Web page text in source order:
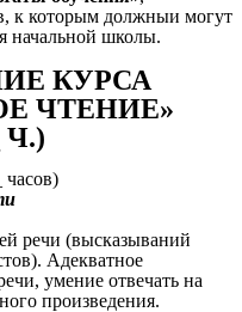
к которым должныи могут
начальной школы.
КУРСА
ЧТЕНИЕ»
Ч.)
часов)
речи (высказываний
Адекватное
умение отвечать на
произведения.